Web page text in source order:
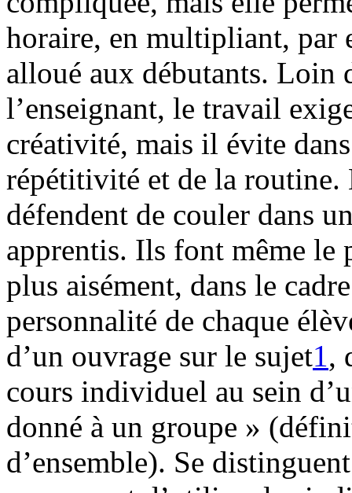
horaire, en multipliant, par
alloué aux débutants. Loin
l’enseignant, le travail
créativité, mais il évite
répétitivité et de la routine.
défendent de couler dans
apprentis. Ils font même le
plus aisément, dans le
personnalité de chaque
d’un ouvrage sur le sujet1,
cours individuel au sein
donné à un groupe »
d’ensemble). Se